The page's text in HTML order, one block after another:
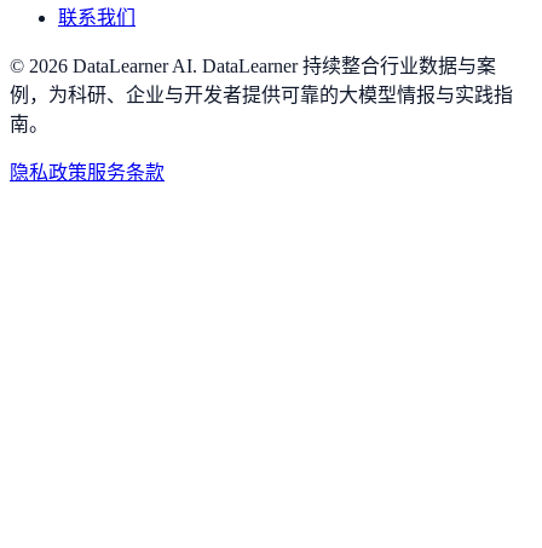
联系我们
© 2026 DataLearner AI. DataLearner 持续整合行业数据与案
例，为科研、企业与开发者提供可靠的大模型情报与实践指
南。
隐私政策服务条款